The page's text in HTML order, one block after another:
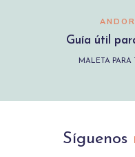
Guía útil
MALETA PARA
Síguenos